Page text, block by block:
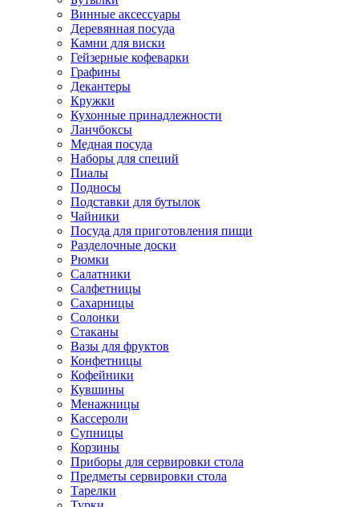
Винные аксессуары
Деревянная посуда
Камни для виски
Гейзерные кофеварки
Графины
Декантеры
Кружки
Кухонные принадлежности
Ланчбоксы
Медная посуда
Наборы для специй
Пиалы
Подносы
Подставки для бутылок
Чайники
Посуда для приготовления пищи
Разделочные доски
Рюмки
Салатники
Салфетницы
Сахарницы
Солонки
Стаканы
Вазы для фруктов
Конфетницы
Кофейники
Кувшины
Менажницы
Кассероли
Супницы
Корзины
Приборы для сервировки стола
Предметы сервировки стола
Тарелки